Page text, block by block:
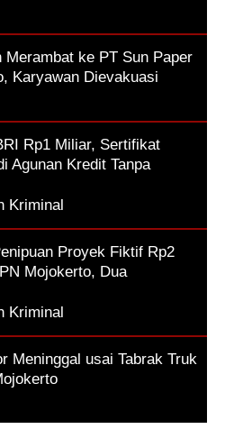
Merambat ke PT Sun Paper
Karyawan Dievakuasi
Rp1 Miliar, Sertifikat
Agunan Kredit Tanpa
Kriminal
Proyek Fiktif Rp2
Mojokerto, Dua
Kriminal
Meninggal usai Tabrak Truk